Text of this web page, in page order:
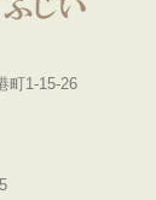
町1-15-26